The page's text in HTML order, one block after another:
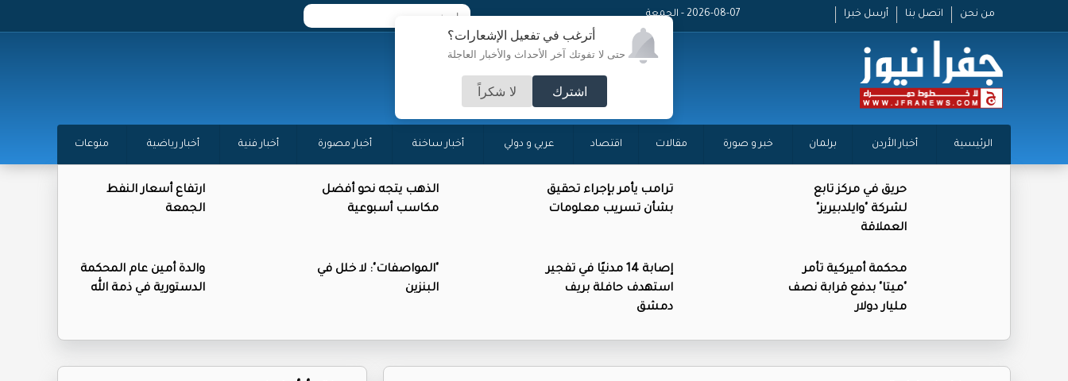
أترغب في تفعيل الإشعارات؟
حتى لا تفوتك آخر الأحداث والأخبار العاجلة
اشترك لا شكراً
من نحن اتصل بنا أرسل خبرا 2026-08-07 - الجمعة
الرئيسية أخبار الأردن برلمان خبر و صورة مقالات اقتصاد عربي و دولي أخبار ساخنة أخبار مصورة أخبار فنية أخبار رياضية منوعات
حريق في مركز تابع
لشركة "وايلدبيريز"
العملاقة
ترامب يأمر بإجراء تحقيق
بشأن تسريب معلومات
الذهب يتجه نحو أفضل
مكاسب أسبوعية
ارتفاع أسعار النفط
الجمعة
محكمة أميركية تأمر
"ميتا" بدفع قرابة نصف
مليار دولار
إصابة 14 مدنيًا في تفجير
استهدف حافلة بريف
دمشق
"المواصفات": لا خلل في
البنزين
والدة أمين عام المحكمة
الدستورية في ذمة الله